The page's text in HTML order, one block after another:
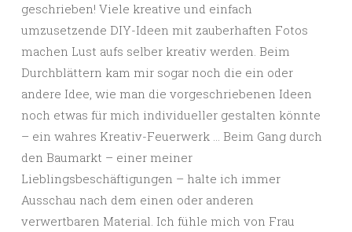
geschrieben! Viele kreative und einfach
umzusetzende DIY-Ideen mit zauberhaften Fotos
machen Lust aufs selber kreativ werden. Beim
Durchblättern kam mir sogar noch die ein oder
andere Idee, wie man die vorgeschriebenen Ideen
noch etwas für mich individueller gestalten könnte
– ein wahres Kreativ-Feuerwerk … Beim Gang durch
den Baumarkt – einer meiner
Lieblingsbeschäftigungen – halte ich immer
Ausschau nach dem einen oder anderen
verwertbaren Material. Ich fühle mich von Frau